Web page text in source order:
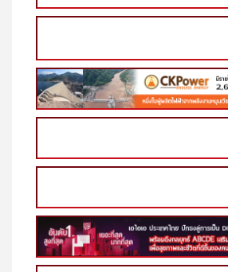
#KaveAlly #คอนโดใกล้รถไฟฟ้า
1356
Click Donate Support Web